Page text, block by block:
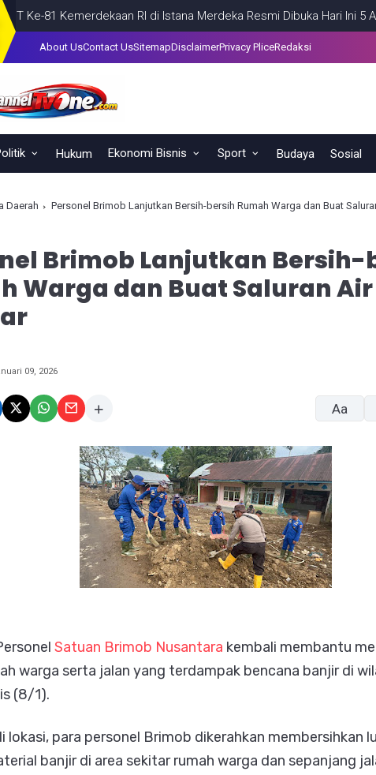
Kemerdekaan RI di Istana Merdeka Resmi Dibuka Hari Ini 5 Agustus
About UsContact UsSitemapDisclaimerPrivacy PliceRedaksi
Hukum Ekonomi Bisnis Sport Budaya Sosial
Daerah Personel Brimob Lanjutkan Bersih-bersih Rumah Warga dan Buat
Brimob Lanjutkan Bersih-
Warga dan Buat Saluran
09, 2026
Aa
Satuan Brimob Nusantara kembali membantu
warga serta jalan yang terdampak bencana banjir di
(8/1).
lokasi, para personel Brimob dikerahkan membersihkan
banjir di area sekitar rumah warga dan sepanjang